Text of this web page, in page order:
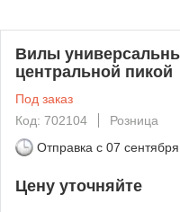
Вилы
центральной пикой
Под заказ
Код: 702104
Розница
Отправка с 07
Цену уточняйте